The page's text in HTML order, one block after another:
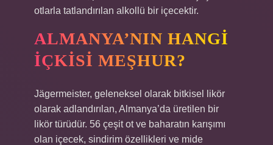
otlarla tatlandırılan alkollü bir içecektir.
ALMANYA’NIN HANGI
IÇKISI MEŞHUR?
Jägermeister, geleneksel olarak bitkisel likör
olarak adlandırılan, Almanya’da üretilen bir
likör türüdür. 56 çeşit ot ve baharatın karışımı
olan içecek, sindirim özellikleri ve mide